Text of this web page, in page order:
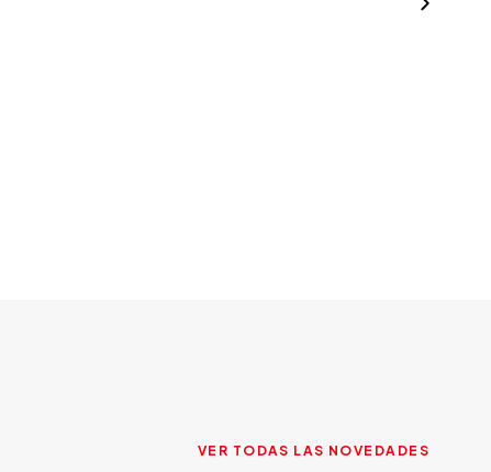
VER TODAS LAS NOVEDADES